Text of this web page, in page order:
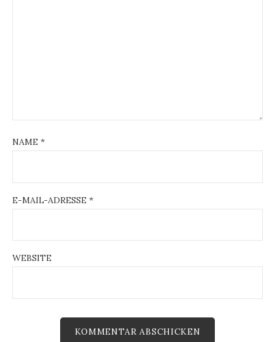
NAME *
E-MAIL-ADRESSE *
WEBSITE